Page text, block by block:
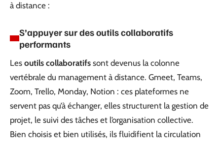
à distance :
S’appuyer sur des outils collaboratifs
performants
Les outils collaboratifs sont devenus la colonne
vertébrale du management à distance. Gmeet, Teams,
Zoom, Trello, Monday, Notion : ces plateformes ne
servent pas qu’à échanger, elles structurent la gestion de
projet, le suivi des tâches et l’organisation collective.
Bien choisis et bien utilisés, ils fluidifient la circulation